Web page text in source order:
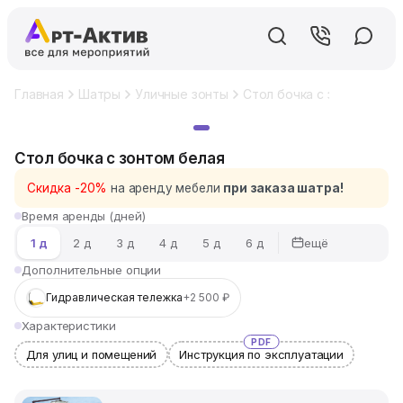
Главная Шатры Уличные зонты Стол бочка с зонтом
Стол бочка с зонтом белая
Скидка -20% на аренду мебели при заказа шатра!
Время аренды (дней)
1 д
2 д 3 д 4 д 5 д 6 д
ещё
Дополнительные опции
Гидравлическая тележка+2 500 ₽
Характеристики
Для улиц и помещений
PDF
Инструкция по эксплуатации